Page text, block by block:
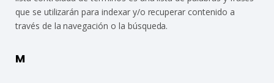
que se utilizarán para indexar y/o recuperar contenido a
través de la navegación o la búsqueda.
M